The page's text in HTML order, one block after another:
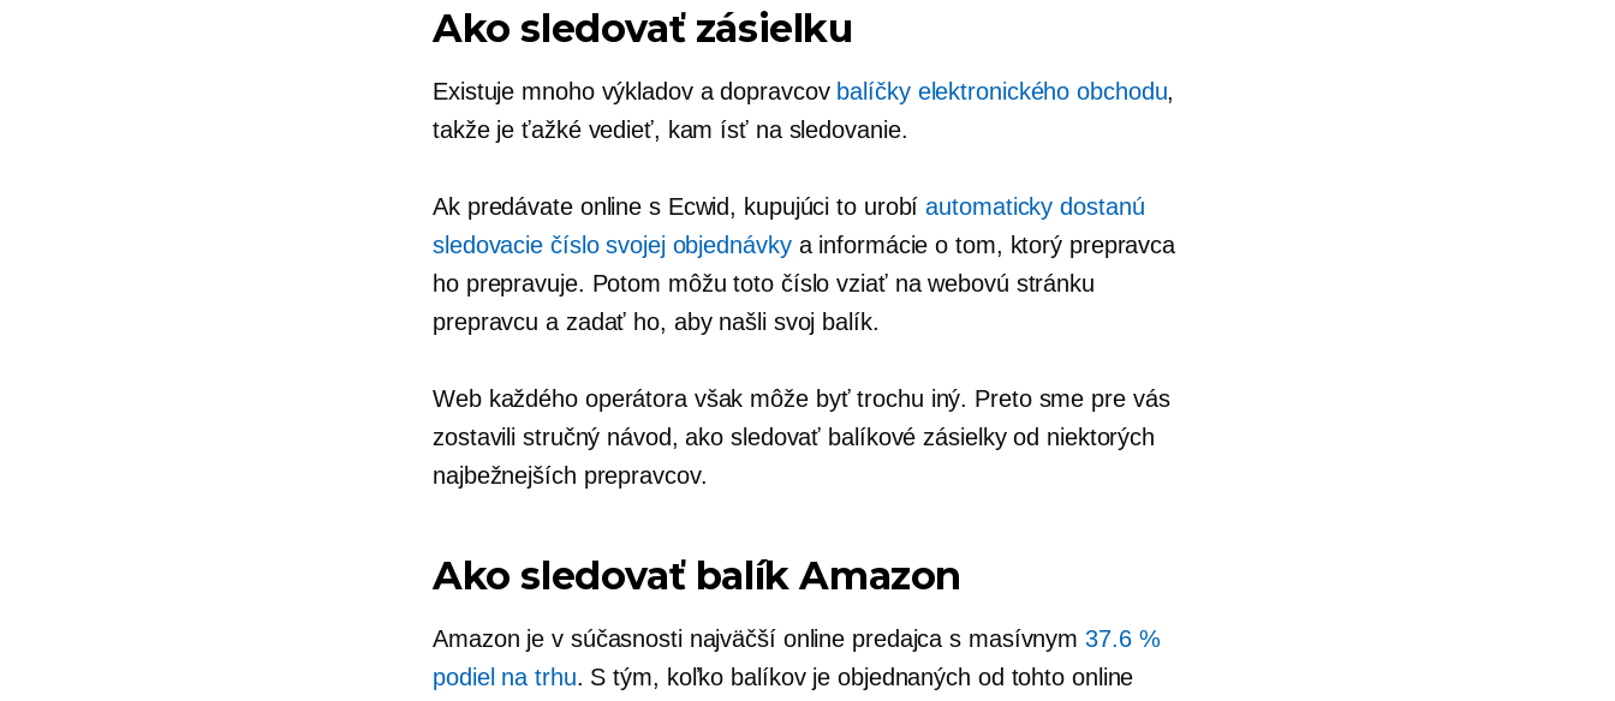
Ako sledovať zásielku
Existuje mnoho výkladov a dopravcov balíčky elektronického obchodu,
takže je ťažké vedieť, kam ísť na sledovanie.
Ak predávate online s Ecwid, kupujúci to urobíautomaticky dostanú
sledovacie číslo svojej objednávkya informácie o tom, ktorý prepravca
ho prepravuje. Potom môžu toto číslo vziať na webovú stránku
prepravcu a zadať ho, aby našli svoj balík.
Web každého operátora však môže byť trochu iný. Preto sme pre vás
zostavili stručný návod, ako sledovať balíkové zásielky od niektorých
najbežnejších prepravcov.
Ako sledovať balík Amazon
Amazon je v súčasnosti najväčší online predajca s masívnym37.6 %
podiel na trhu. S tým, koľko balíkov je objednaných od tohto online